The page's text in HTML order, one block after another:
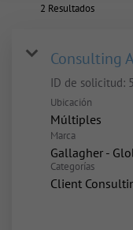
2 Resultados
Consulting
ID de solicitud:
Ubicación
Múltiples
Marca
Gallagher -
Categorías
Client